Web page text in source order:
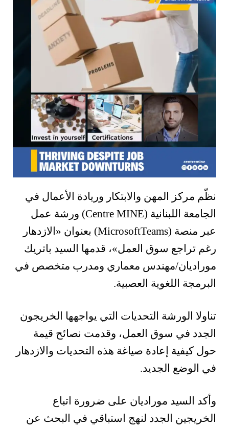
نظّم مركز المهن والابتكار وريادة الأعمال في
الجامعة اللبنانية (Centre MINE) ورشة عمل
عبر منصة (MicrosoftTeams) بعنوان «الازدهار
رغم تراجع سوق العمل»، قدمها السيد باتريك
موراديان/مهندس معماري ومدرب متخصص في
البرمجة اللغوية العصبية.
تناولا الورشة التحديات التي يواجهها الخريجون
الجدد في سوق العمل، وقدمت نصائح قيمة
حول كيفية إعادة صياغة هذه التحديات والازدهار
في الوضع الجديد.
وأكد السيد موراديان على ضرورة اتباع
الخريجين الجدد لنهج استباقي في البحث عن